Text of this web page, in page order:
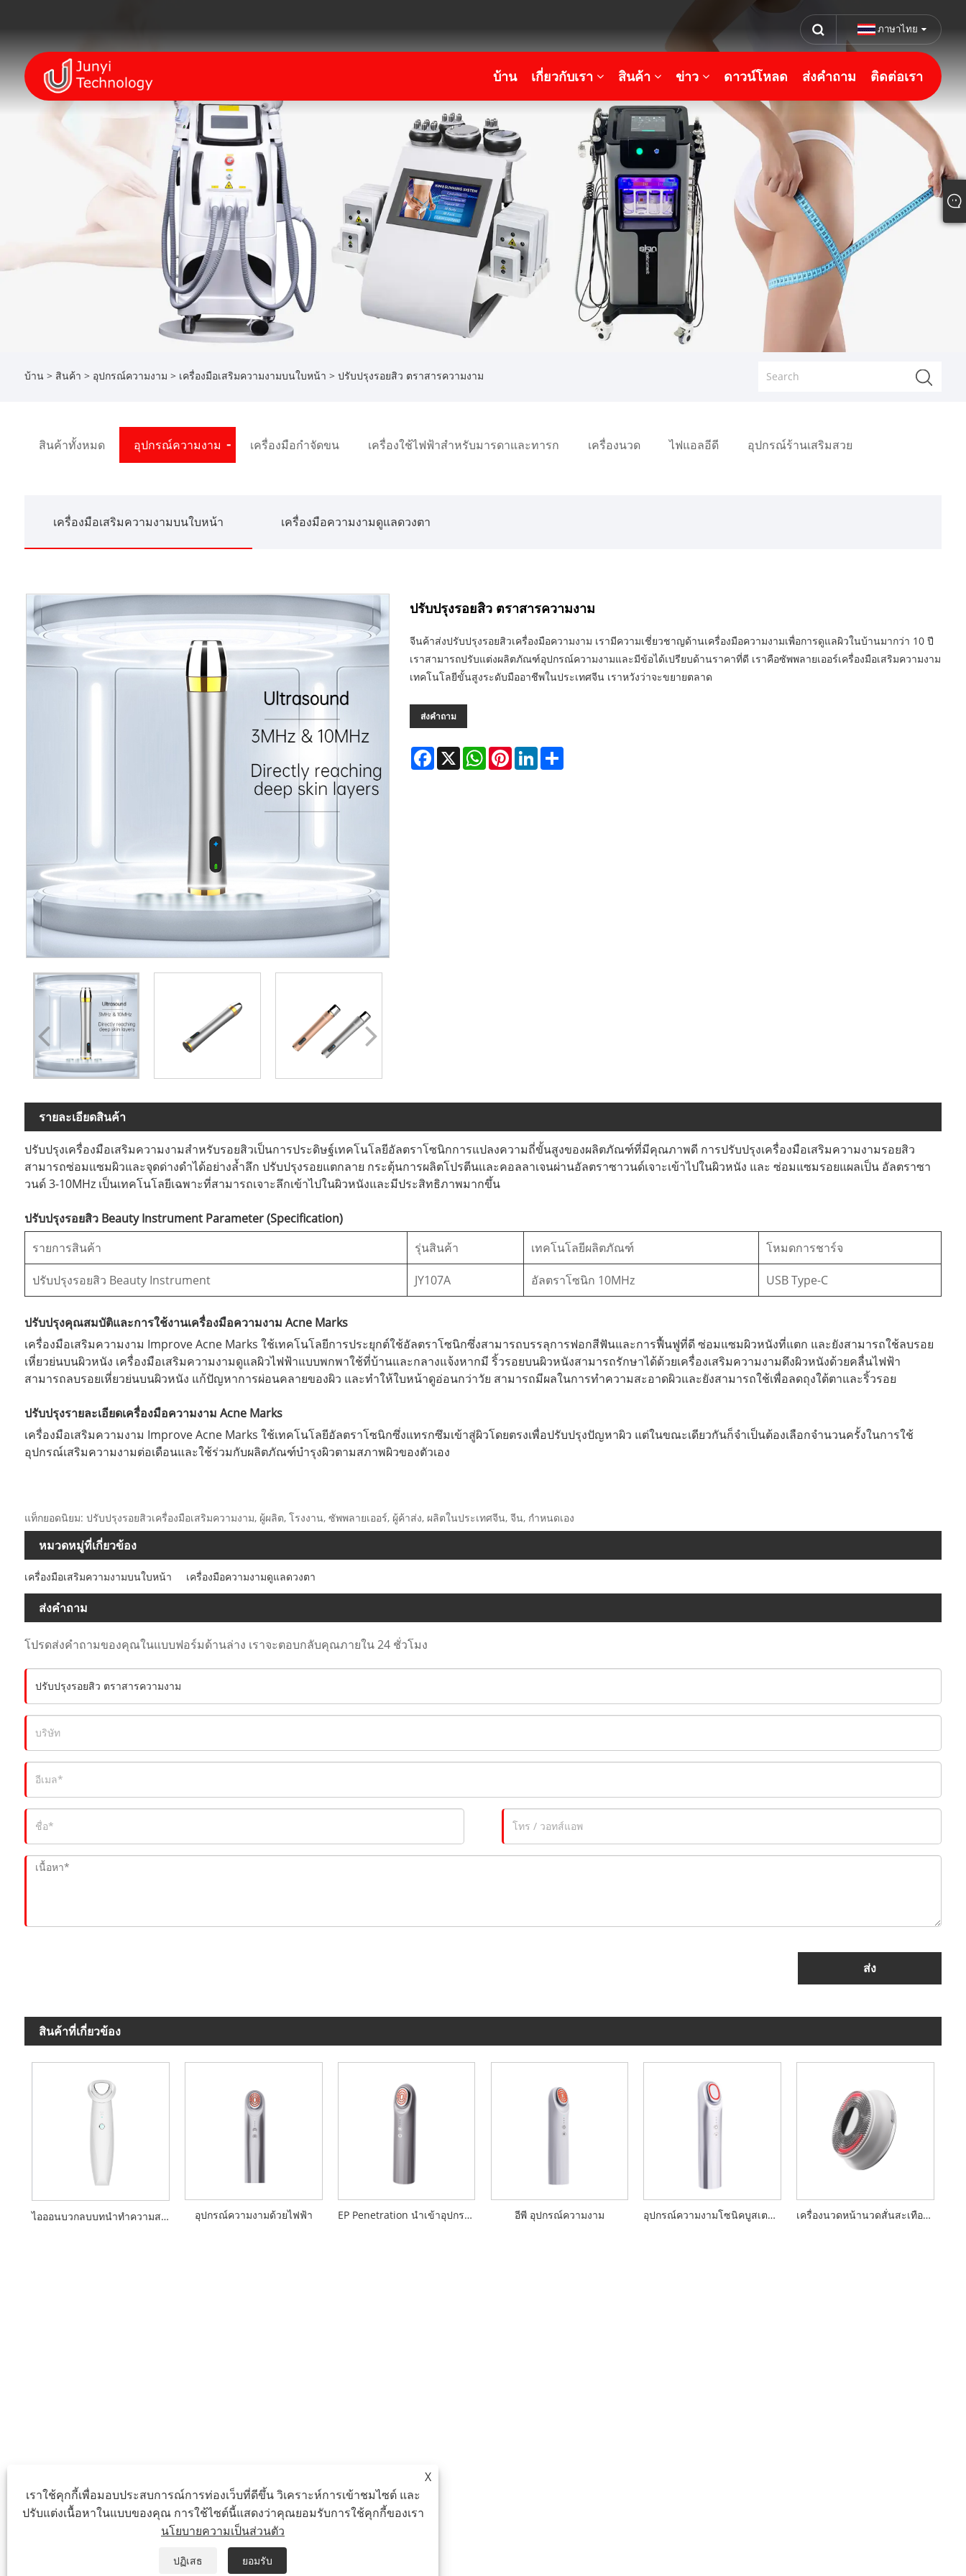
ภาษาไทย
บ้าน เกี่ยวกับเรา สินค้า ข่าว ดาวน์โหลด ส่งคำถาม ติดต่อเรา
บ้าน > สินค้า > อุปกรณ์ความงาม > เครื่องมือเสริมความงามบนใบหน้า > ปรับปรุงรอยสิว ตราสารความงาม
สินค้าทั้งหมด อุปกรณ์ความงาม เครื่องมือกำจัดขน เครื่องใช้ไฟฟ้าสำหรับมารดาและทารก เครื่องนวด ไฟแอลอีดี อุปกรณ์ร้านเสริมสวย
เครื่องมือเสริมความงามบนใบหน้า เครื่องมือความงามดูแลดวงตา
ปรับปรุงรอยสิว ตราสารความงาม
จีนค้าส่งปรับปรุงรอยสิวเครื่องมือความงาม เรามีความเชี่ยวชาญด้านเครื่องมือความงามเพื่อการดูแลผิวในบ้านมากว่า 10 ปี
เราสามารถปรับแต่งผลิตภัณฑ์อุปกรณ์ความงามและมีข้อได้เปรียบด้านราคาที่ดี เราคือซัพพลายเออร์เครื่องมือเสริมความงาม
เทคโนโลยีขั้นสูงระดับมืออาชีพในประเทศจีน เราหวังว่าจะขยายตลาด
ส่งคำถาม
Facebook
X WhatsAppPinterestLinkedInShare
รายละเอียดสินค้า
ปรับปรุงเครื่องมือเสริมความงามสำหรับรอยสิวเป็นการประดิษฐ์เทคโนโลยีอัลตราโซนิกการแปลงความถี่ขั้นสูงของผลิตภัณฑ์ที่มีคุณภาพดี การปรับปรุงเครื่องมือเสริมความงามรอยสิว
สามารถซ่อมแซมผิวและจุดด่างดำได้อย่างล้ำลึก ปรับปรุงรอยแตกลาย กระตุ้นการผลิตโปรตีนและคอลลาเจนผ่านอัลตราซาวนด์เจาะเข้าไปในผิวหนัง และ ซ่อมแซมรอยแผลเป็น อัลตราซา
วนด์ 3-10MHz เป็นเทคโนโลยีเฉพาะที่สามารถเจาะลึกเข้าไปในผิวหนังและมีประสิทธิภาพมากขึ้น
ปรับปรุงรอยสิว Beauty Instrument Parameter (Specification)
รายการสินค้า
รุ่นสินค้า เทคโนโลยีผลิตภัณฑ์ โหมดการชาร์จ
ปรับปรุงรอยสิว Beauty Instrument JY107A อัลตราโซนิก 10MHz USB Type-C
ปรับปรุงคุณสมบัติและการใช้งานเครื่องมือความงาม Acne Marks
เครื่องมือเสริมความงาม Improve Acne Marks ใช้เทคโนโลยีการประยุกต์ใช้อัลตราโซนิกซึ่งสามารถบรรลุการฟอกสีฟันและการฟื้นฟูที่ดี ซ่อมแซมผิวหนังที่แตก และยังสามารถใช้ลบรอย
เหี่ยวย่นบนผิวหนัง เครื่องมือเสริมความงามดูแลผิวไฟฟ้าแบบพกพาใช้ที่บ้านและกลางแจ้งหากมี ริ้วรอยบนผิวหนังสามารถรักษาได้ด้วยเครื่องเสริมความงามดึงผิวหนังด้วยคลื่นไฟฟ้า
สามารถลบรอยเหี่ยวย่นบนผิวหนัง แก้ปัญหาการผ่อนคลายของผิว และทำให้ใบหน้าดูอ่อนกว่าวัย สามารถมีผลในการทำความสะอาดผิวและยังสามารถใช้เพื่อลดถุงใต้ตาและริ้วรอย
ปรับปรุงรายละเอียดเครื่องมือความงาม Acne Marks
เครื่องมือเสริมความงาม Improve Acne Marks ใช้เทคโนโลยีอัลตราโซนิกซึ่งแทรกซึมเข้าสู่ผิวโดยตรงเพื่อปรับปรุงปัญหาผิว แต่ในขณะเดียวกันก็จำเป็นต้องเลือกจำนวนครั้งในการใช้
อุปกรณ์เสริมความงามต่อเดือนและใช้ร่วมกับผลิตภัณฑ์บำรุงผิวตามสภาพผิวของตัวเอง
แท็กยอดนิยม: ปรับปรุงรอยสิวเครื่องมือเสริมความงาม, ผู้ผลิต, โรงงาน, ซัพพลายเออร์, ผู้ค้าส่ง, ผลิตในประเทศจีน, จีน, กำหนดเอง
หมวดหมู่ที่เกี่ยวข้อง
เครื่องมือเสริมความงามบนใบหน้า เครื่องมือความงามดูแลดวงตา
ส่งคำถาม
โปรดส่งคำถามของคุณในแบบฟอร์มด้านล่าง เราจะตอบกลับคุณภายใน 24 ชั่วโมง
ส่ง
สินค้าที่เกี่ยวข้อง
ไอออนบวกลบบทนำทำความสะอาดอุปกรณ์ความงาม อุปกรณ์ความงามด้วยไฟฟ้า EP Penetration นำเข้าอุปกรณ์ความงาม อีพี อุปกรณ์ความงาม อุปกรณ์ความงามโซนิคบูสเตอร์ 17MHz เครื่องนวดหน้านวดสั่นสะเทือนอัลตราโซนิก LED
X
เราใช้คุกกี้เพื่อมอบประสบการณ์การท่องเว็บที่ดีขึ้น วิเคราะห์การเข้าชมไซต์ และ
ปรับแต่งเนื้อหาในแบบของคุณ การใช้ไซต์นี้แสดงว่าคุณยอมรับการใช้คุกกี้ของเรา
นโยบายความเป็นส่วนตัว
ปฏิเสธ ยอมรับ